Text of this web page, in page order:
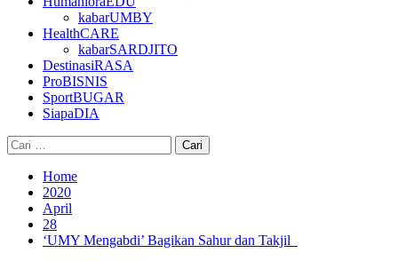
kabarUMBY
HealthCARE
kabarSARDJITO
DestinasiRASA
ProBISNIS
SportBUGAR
SiapaDIA
Cari
untuk:
Home
2020
April
28
‘UMY Mengabdi’ Bagikan Sahur dan Takjil